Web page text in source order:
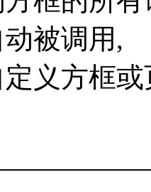
被调用,
义方框